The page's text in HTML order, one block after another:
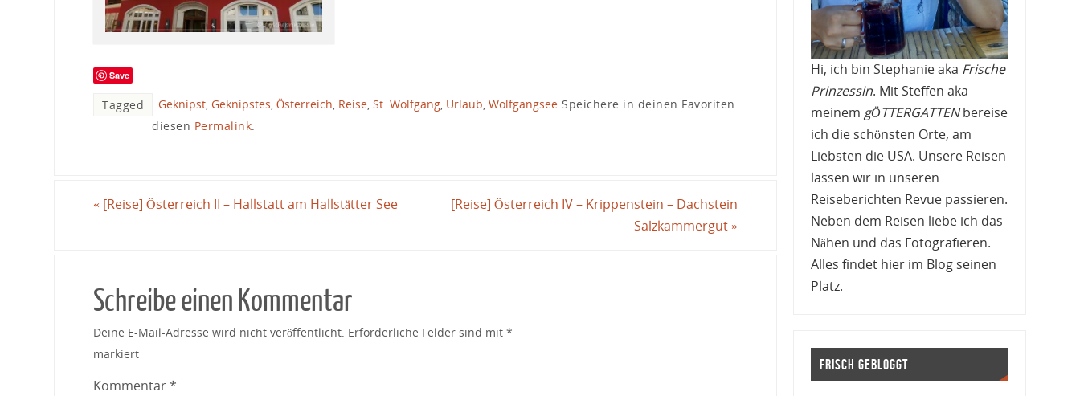
Save
Tagged Geknipst Geknipstes Österreich Reise St. Wolfgang Urlaub Wolfgangsee Speichere in deinen Favoriten
diesen Permalink
« [Reise] Österreich II – Hallstatt am Hallstätter See
[Reise] Österreich IV – Krippenstein – Dachstein
Salzkammergut »
Schreibe einen Kommentar
Deine E-Mail-Adresse wird nicht veröffentlicht. Erforderliche Felder sind mit *
markiert
Kommentar*
Hi, ich bin Stephanie aka Frische
Prinzessin. Mit Steffen aka
meinem gÖTTERGATTENbereise
ich die schönsten Orte, am
Liebsten die USA. Unsere Reisen
lassen wir in unseren
Reiseberichten Revue passieren.
Neben dem Reisen liebe ich das
Nähen und das Fotografieren.
Alles findet hier im Blog seinen
Platz.
Frisch gebloggt